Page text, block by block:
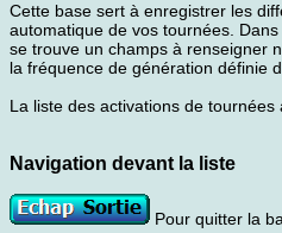
Cette base sert à enregistrer les
automatique de vos tournées.
se trouve un champs à renseigner
la fréquence de génération définie
La liste des activations de tournées
Navigation devant la liste
Pour quitter la